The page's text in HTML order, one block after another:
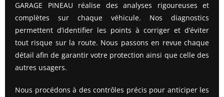
GARAGE PINEAU réalise des analyses rigoureuses et
complètes sur chaque véhicule. Nos diagnostics
permettent d’identifier les points à corriger et d’éviter
tout risque sur la route. Nous passons en revue chaque
détail afin de garantir votre protection ainsi que celle des
autres usagers.
Nous procédons à des contrôles précis pour anticiper les